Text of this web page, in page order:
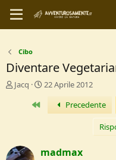
Cibo
Diventare
C
r
Jacq
D
I
22 Aprile 2012
Primo Precedente
madmax